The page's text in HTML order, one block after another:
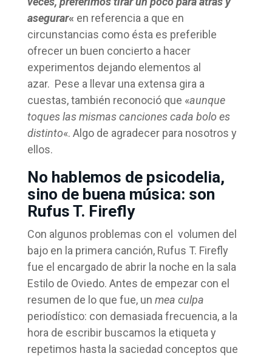
asegurar« en referencia a que en
circunstancias como ésta es preferible
ofrecer un buen concierto a hacer
experimentos dejando elementos al
azar. Pese a llevar una extensa gira a
cuestas, también reconoció que «aunque
toques las mismas canciones cada bolo es
distinto«. Algo de agradecer para nosotros y
ellos.
No hablemos de psicodelia,
sino de buena música: son
Rufus T. Firefly
Con algunos problemas con el volumen del
bajo en la primera canción, Rufus T. Firefly
fue el encargado de abrir la noche en la sala
Estilo de Oviedo. Antes de empezar con el
resumen de lo que fue, un mea culpa
periodístico: con demasiada frecuencia, a la
hora de escribir buscamos la etiqueta y
repetimos hasta la saciedad conceptos que